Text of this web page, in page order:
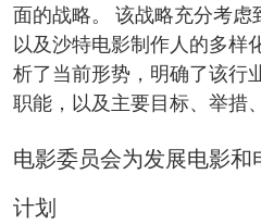
面的战略。 该战略充分考虑
以及沙特电影制作人的多样
析了当前形势，明确了该行
职能，以及主要目标、举措
电影委员会为发展电影
计划